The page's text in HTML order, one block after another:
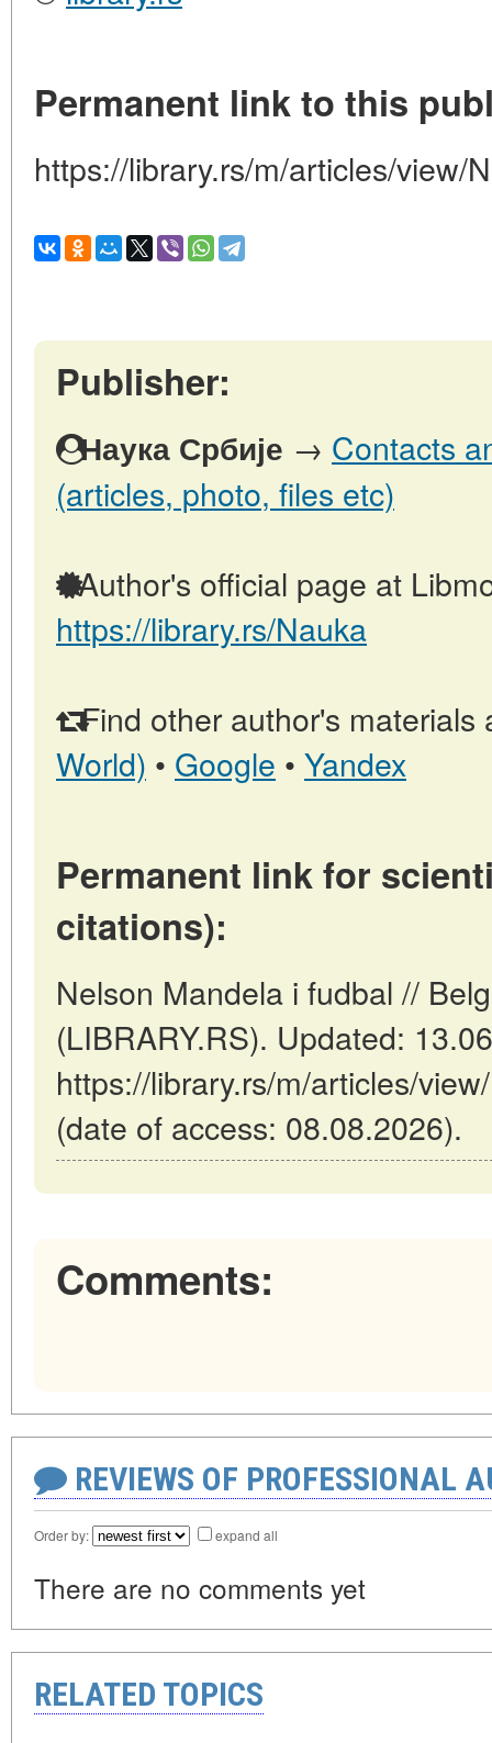
Permanent link to this
https://library.rs/m/articles/view/
Publisher:
Наука Србије → Contacts
(articles, photo, files etc)
Author's official page at
https://library.rs/Nauka
Find other author's materials
World) • Google • Yandex
Permanent link for
citations):
Nelson Mandela i fudbal //
(LIBRARY.RS). Updated:
https://library.rs/m/articles/
(date of access: 08.08.2026).
Comments:
REVIEWS OF PROFESSIONAL
Order by: expand all
There are no comments yet
RELATED TOPICS